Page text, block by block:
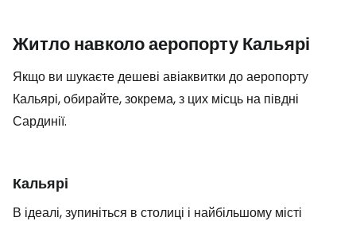
Житло навколо аеропорту Кальярі
Якщо ви шукаєте дешеві авіаквитки до аеропорту
Кальярі, обирайте, зокрема, з цих місць на півдні
Сардинії.
Кальярі
В ідеалі, зупиніться в столиці і найбільшому місті